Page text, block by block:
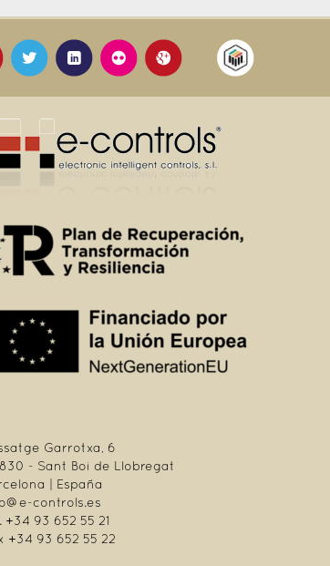
Garrotxa, 6
- Sant Boi de Llobregat
| España
controls.es
+34 93 652 55 21
+34 93 652 55 22